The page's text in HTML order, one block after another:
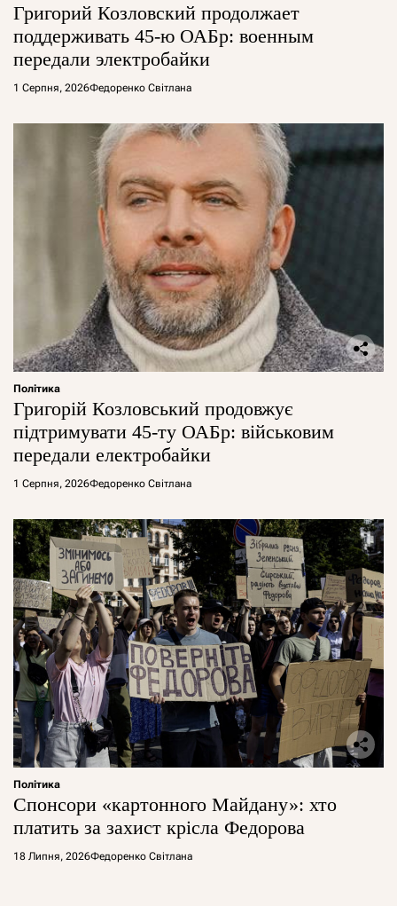
Григорий Козловский продолжает
поддерживать 45-ю ОАБр: военным
передали электробайки
1 Серпня, 2026Федоренко Світлана
Політика
Григорій Козловський продовжує
підтримувати 45-ту ОАБр: військовим
передали електробайки
1 Серпня, 2026Федоренко Світлана
Політика
Спонсори «картонного Майдану»: хто
платить за захист крісла Федорова
18 Липня, 2026Федоренко Світлана